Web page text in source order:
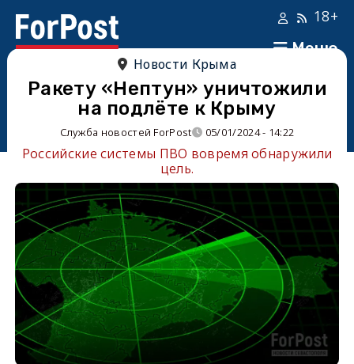
Меню
18+
Новости Крыма
Ракету «Нептун» уничтожили
на подлёте к Крыму
Служба новостей ForPost 05/01/2024 - 14:22
Российские системы ПВО вовремя обнаружили
цель.